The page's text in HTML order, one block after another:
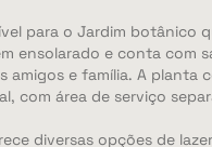
para o Jardim botânico
ensolarado e conta com
amigos e família. A
com área de serviço
diversas opções de